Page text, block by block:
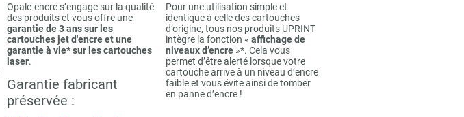
Opale-encre s’engage sur la qualité
des produits et vous offre une
garantie de 3 ans sur les
cartouches jet d'encre et une
garantie à vie* sur les cartouches
laser.
Garantie fabricant
préservée :
Pour une utilisation simple et
identique à celle des cartouches
d’origine, tous nos produits UPRINT
intègre la fonction « affichage de
niveaux d’encre »*. Cela vous
permet d’être alerté lorsque votre
cartouche arrive à un niveau d’encre
faible et vous évite ainsi de tomber
en panne d’encre !